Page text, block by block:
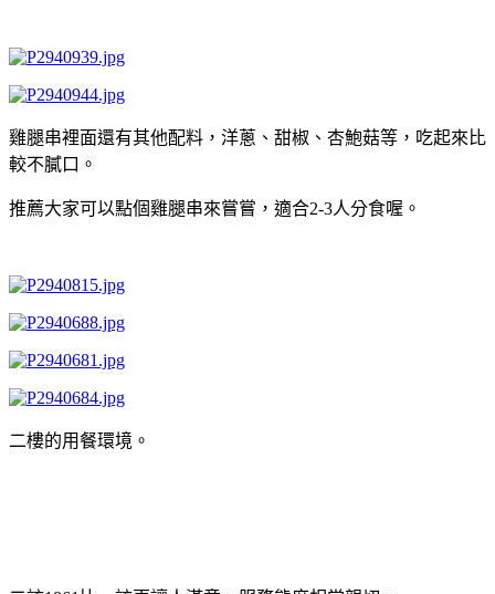
雞腿串裡面還有其他配料，洋蔥、甜椒、杏鮑菇等，吃起來比
較不膩口。
推薦大家可以點個雞腿串來嘗嘗，適合2-3人分食喔。
二樓的用餐環境。